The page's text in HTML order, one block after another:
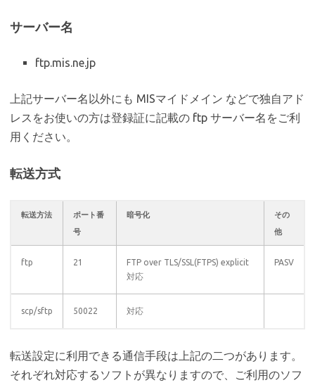
サーバー名
ftp.mis.ne.jp
上記サーバー名以外にも MISマイドメイン などで独自アド
レスをお使いの方は登録証に記載の ftp サーバー名をご利
用ください。
転送方式
転送方法
ポート番
号
暗号化
その
他
ftp 21
FTP over TLS/SSL(FTPS) explicit
対応
PASV
scp/sftp 50022 対応
転送設定に利用できる通信手段は上記の二つがあります。
それぞれ対応するソフトが異なりますので、ご利用のソフ